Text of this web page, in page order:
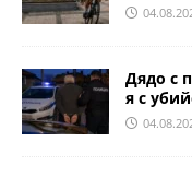
Дядо с
я с